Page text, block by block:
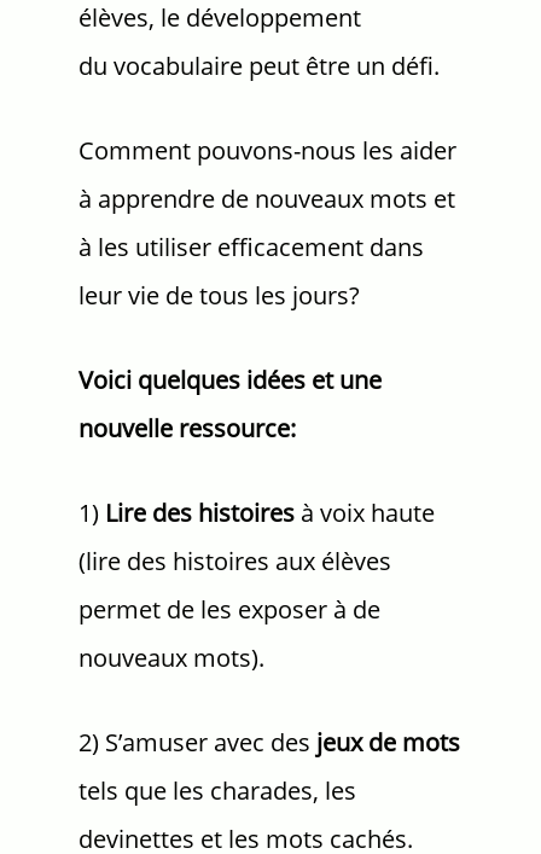
élèves, le développement
du vocabulaire peut être un défi.
Comment pouvons-nous les aider
à apprendre de nouveaux mots et
à les utiliser efficacement dans
leur vie de tous les jours?
Voici quelques idées et une
nouvelle ressource:
1) Lire des histoires à voix haute
(lire des histoires aux élèves
permet de les exposer à de
nouveaux mots).
2) S’amuser avec des jeux de mots
tels que les charades, les
devinettes et les mots cachés.